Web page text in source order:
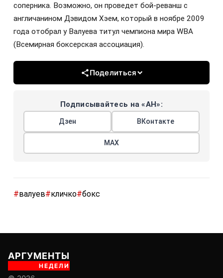
соперника. Возможно, он проведет бой-реванш с
англичанином Дэвидом Хэем, который в ноябре 2009
года отобрал у Валуева титул чемпиона мира WBA
(Всемирная боксерская ассоциация).
Поделиться
Подписывайтесь на «АН»:
Дзен ВКонтакте
МАХ
#валуев#кличко#бокс
АРГУМЕНТЫ
НЕДЕЛИ